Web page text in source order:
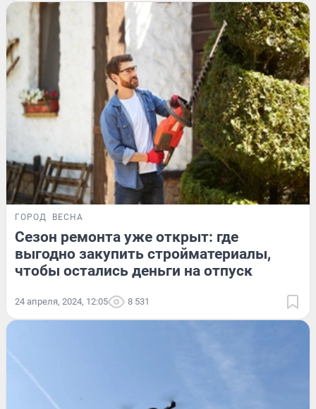
ГОРОД ВЕСНА
Сезон ремонта уже открыт: где
выгодно закупить стройматериалы,
чтобы остались деньги на отпуск
24 апреля, 2024, 12:05 8 531